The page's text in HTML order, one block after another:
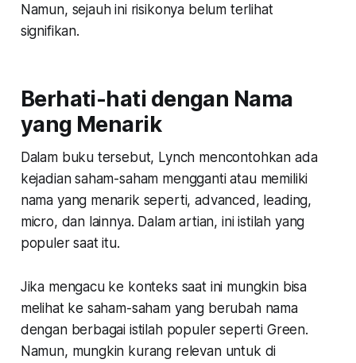
Namun, sejauh ini risikonya belum terlihat
signifikan.
Berhati-hati dengan Nama
yang Menarik
Dalam buku tersebut, Lynch mencontohkan ada
kejadian saham-saham mengganti atau memiliki
nama yang menarik seperti, advanced, leading,
micro, dan lainnya. Dalam artian, ini istilah yang
populer saat itu.
Jika mengacu ke konteks saat ini mungkin bisa
melihat ke saham-saham yang berubah nama
dengan berbagai istilah populer seperti Green.
Namun, mungkin kurang relevan untuk di